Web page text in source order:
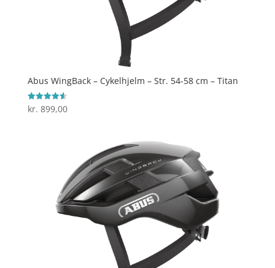
Abus WingBack – Cykelhjelm – Str. 54-58 cm – Titan
Vurderet
4.6
kr. 899,00